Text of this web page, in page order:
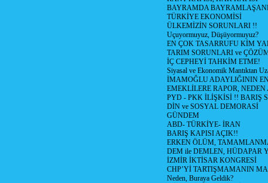
BAYRAMDA
TÜRKİYE EKONOMİSİ
ÜLKEMİZİN SORUNLARI !!
Uçuyormuyuz, Düşüyormuyuz?
EN ÇOK TASARRUFU KİM
TARIM SORUNLARI ve
İÇ CEPHEYİ TAHKİM ETME!
Siyasal ve Ekonomik Mantıktan
İMAMOĞLU ADAYLIĞININ
EMEKLİLERE RAPOR,
PYD - PKK İLİŞKİSİ !! BARIŞ
DİN ve SOSYAL DEMORASİ
GÜNDEM
ABD- TÜRKİYE- İRAN
BARIŞ KAPISI AÇIK!!
ERKEN ÖLÜM,
DEM ile DEMLEN, HÜDAPAR
İZMİR İKTİSAR KONGRESİ
CHP’Yİ TARTIŞMAMANIN
Neden, Buraya Geldik?